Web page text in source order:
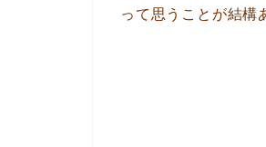
って思うことが結構